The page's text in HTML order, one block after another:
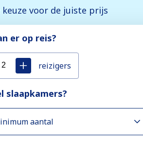
keuze voor de juiste prijs
er op reis?
reizigers
slaapkamers?